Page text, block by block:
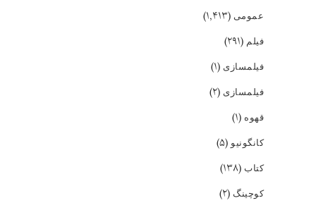
عمومی (۱,۴۱۳)
فیلم (۲۹۱)
فیلمسازی (۱)
فیلمسازی (۲)
قهوه (۱)
کانگونیو(۵)
کتاب (۱۳۸)
کوچینگ (۲)